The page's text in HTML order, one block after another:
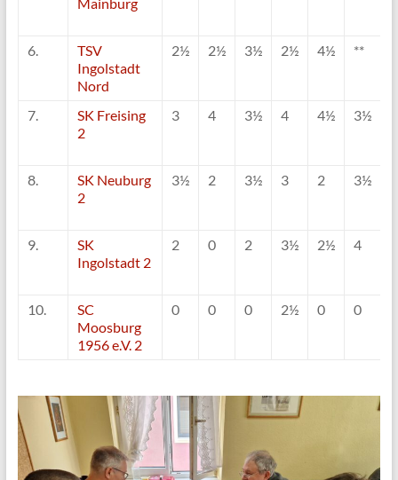
6.
TSV
Ingolstadt
Nord
2½ 2½ 3½ 2½ 4½ **
7.
SK Freising
2
3 4 3½ 4 4½ 3½
8.
SK Neuburg
2
3½ 2 3½ 3 2 3½
9.
SK
Ingolstadt 2
2 0 2 3½ 2½ 4
10.
SC
Moosburg
1956 e.V. 2
0 0 0 2½ 0 0